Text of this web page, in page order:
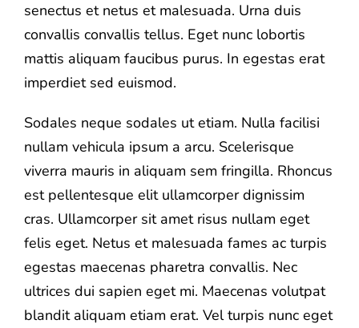
senectus et netus et malesuada. Urna duis
convallis convallis tellus. Eget nunc lobortis
mattis aliquam faucibus purus. In egestas erat
imperdiet sed euismod.
Sodales neque sodales ut etiam. Nulla facilisi
nullam vehicula ipsum a arcu. Scelerisque
viverra mauris in aliquam sem fringilla. Rhoncus
est pellentesque elit ullamcorper dignissim
cras. Ullamcorper sit amet risus nullam eget
felis eget. Netus et malesuada fames ac turpis
egestas maecenas pharetra convallis. Nec
ultrices dui sapien eget mi. Maecenas volutpat
blandit aliquam etiam erat. Vel turpis nunc eget